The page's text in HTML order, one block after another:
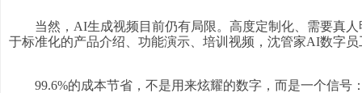
当然，AI生成视频目前仍有局限。高度定制化、需要真
于标准化的产品介绍、功能演示、培训视频，沈管家AI数字
99.6%的成本节省，不是用来炫耀的数字，而是一个信